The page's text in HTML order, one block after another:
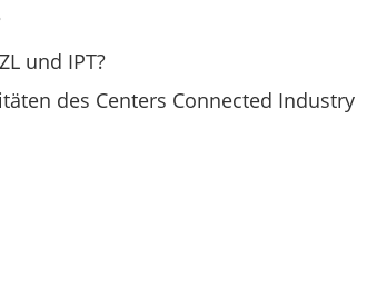
und IPT?
des Centers Connected Industry